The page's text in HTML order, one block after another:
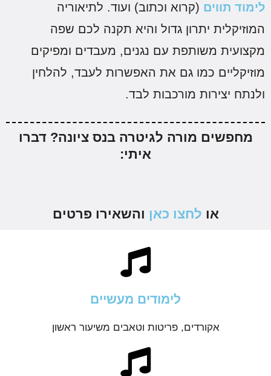
תווים(קרוא וכתוב) ועוד. לתיאוריה
יתרון גדול והיא תקנה לכם שפה
משותפת עם נגנים, מעבדים ומפיקים
כמו גם את האפשרות לעבד, להלחין
יצירות מורכבות לבד.
מחפשים מורה לגיטרה בנס ציונה? דברו
איתי:
אולחצו כאןוהשאירו פרטים
לימודים מעשיים
אקורדים, פריטות וטאבים משיעור ראשון